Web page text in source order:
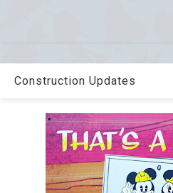
Construction Updates